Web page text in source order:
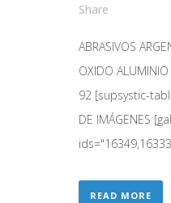
Share
ABRASIVOS
OXIDO
92 [supsystic-
DE IMÁGENES
READ MORE